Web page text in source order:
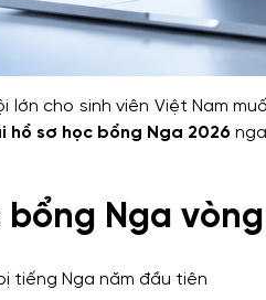
lớn cho sinh viên Việt Nam
hồ sơ học bổng Nga 2026
Nga
tiếng Nga năm đầu tiên